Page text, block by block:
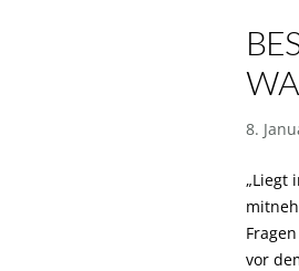
8.
„Liegt
vor